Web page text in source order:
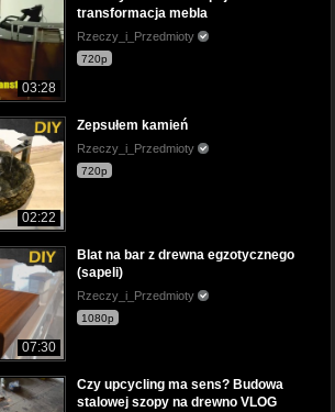
03:28
transformacja mebla
Rzeczy_i_Przedmioty
720p
02:22
Zepsułem kamień
Rzeczy_i_Przedmioty
720p
07:30
Blat na bar z drewna egzotycznego
(sapeli)
Rzeczy_i_Przedmioty
1080p
Czy upcycling ma sens? Budowa
stalowej szopy na drewno VLOG